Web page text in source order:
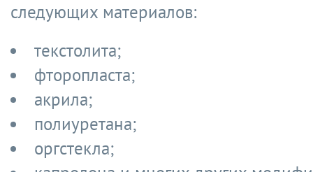
следующих материалов:
текстолита;
фторопласта;
акрила;
полиуретана;
оргстекла;